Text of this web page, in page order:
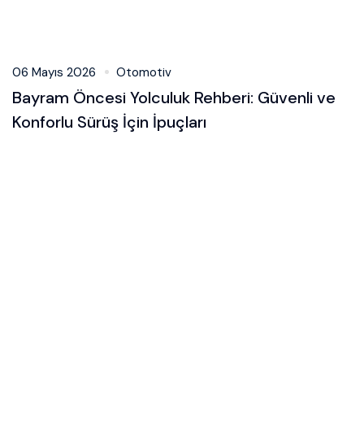
06 Mayıs 2026 Otomotiv
Bayram Öncesi Yolculuk Rehberi: Güvenli ve
Konforlu Sürüş İçin İpuçları